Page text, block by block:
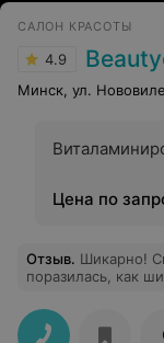
САЛОН КРАСОТЫ
4.9
Минск, ул.
Цена по
Отзыв. Шикарно!
поразилась, как